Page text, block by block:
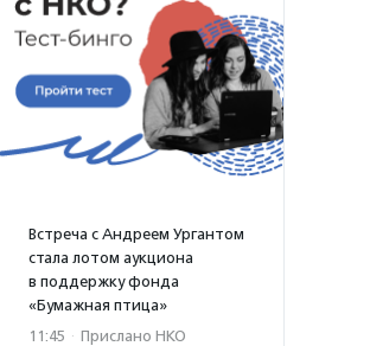
Встреча с Андреем Ургантом
стала лотом аукциона
в поддержку фонда
«Бумажная птица»
11:45 · Прислано НКО